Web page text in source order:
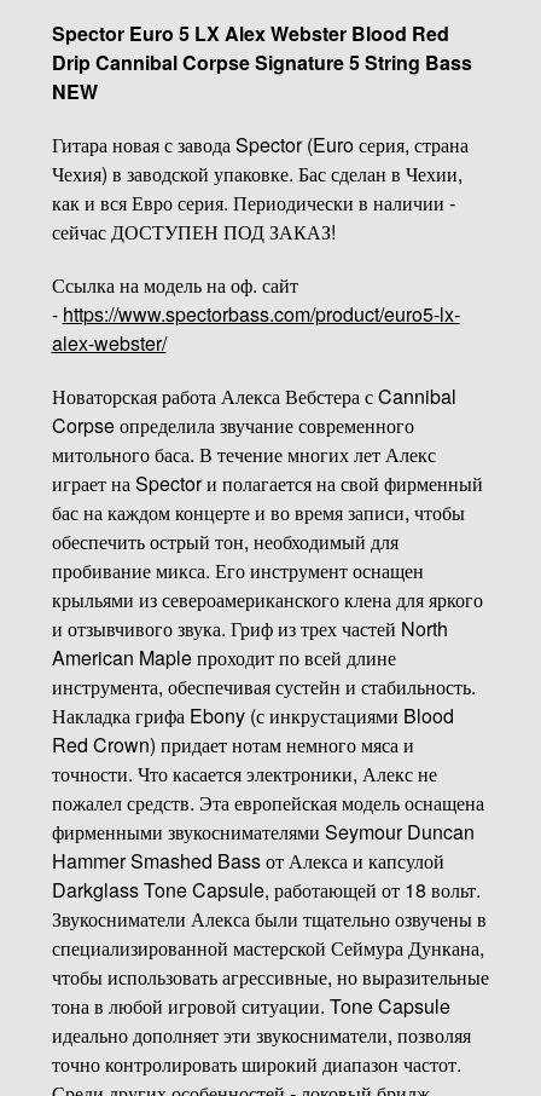
Spector Euro 5 LX Alex Webster Blood Red
Drip Cannibal Corpse Signature 5 String Bass
NEW
Гитара новая с завода Spector (Euro серия, страна
Чехия) в заводской упаковке. Бас сделан в Чехии,
как и вся Евро серия. Периодически в наличии -
сейчас ДОСТУПЕН ПОД ЗАКАЗ!
Ссылка на модель на оф. сайт
- https://www.spectorbass.com/product/euro5-lx-
alex-webster/
Новаторская работа Алекса Вебстера с Cannibal
Corpse определила звучание современного
митольного баса. В течение многих лет Алекс
играет на Spector и полагается на свой фирменный
бас на каждом концерте и во время записи, чтобы
обеспечить острый тон, необходимый для
пробивание микса. Его инструмент оснащен
крыльями из североамериканского клена для яркого
и отзывчивого звука. Гриф из трех частей North
American Maple проходит по всей длине
инструмента, обеспечивая сустейн и стабильность.
Накладка грифа Ebony (с инкрустациями Blood
Red Crown) придает нотам немного мяса и
точности. Что касается электроники, Алекс не
пожалел средств. Эта европейская модель оснащена
фирменными звукоснимателями Seymour Duncan
Hammer Smashed Bass от Алекса и капсулой
Darkglass Tone Capsule, работающей от 18 вольт.
Звукосниматели Алекса были тщательно озвучены в
специализированной мастерской Сеймура Дункана,
чтобы использовать агрессивные, но выразительные
тона в любой игровой ситуации. Tone Capsule
идеально дополняет эти звукосниматели, позволяя
точно контролировать широкий диапазон частот.